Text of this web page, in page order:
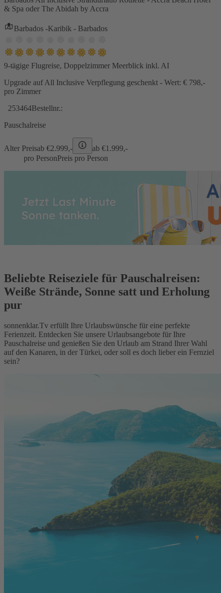
& Spa oder The Abidah by Accra
Barbados -Karibik - Barbados
9-tägige Flugreise, Doppelzimmer Meerblick inkl. AI
Upgrade auf All Inclusive Verpflegung geschenkt - Wert: € 798,-
pro Zimmer
253464Bestellnr.:
Pauschalreise
Alter Preisab €2.999,- ab €1.999,-
pro PersonPreis pro Person
Beliebte Reiseziele für Pauschalreisen:
Weiße Strände, Sonne satt und Erholung
pur
sonnenklar.Tv erfüllt Ihre Urlaubswünsche für eine perfekte
Ferienzeit. Entdecken Sie unsere Urlaubsangebote für Ihre
Pauschalreise und genießen Sie den Urlaub am Strand Ihrer Wahl
auf den Kanaren, in der Türkei, oder soll es doch lieber ein Fernziel
sein?